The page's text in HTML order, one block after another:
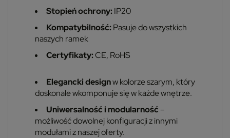
Stopień ochrony: IP20
Kompatybilność: Pasuje do wszystkich
naszych ramek
Certyfikaty:CE, RoHS
Elegancki designw kolorze szarym, który
doskonale wkomponuje się w każde wnętrze.
Uniwersalność i modularność–
możliwość dowolnej konfiguracji z innymi
modułami z naszej oferty.